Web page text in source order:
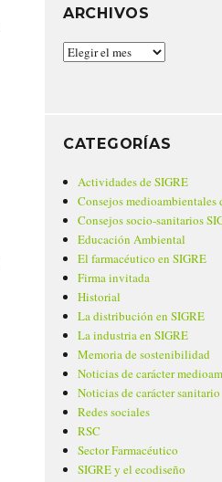
ARCHIVOS
Archivos
CATEGORÍAS
Actividades de SIGRE
Consejos medioambientales
Consejos socio-sanitarios
Educación Ambiental
El farmacéutico en SIGRE
Firma invitada
Historial
La distribución en SIGRE
La industria en SIGRE
Memoria de sostenibilidad
Noticias de carácter
Noticias de carácter sanitario
Redes sociales
RSC
Sector Farmacéutico
SIGRE y el ecodiseño